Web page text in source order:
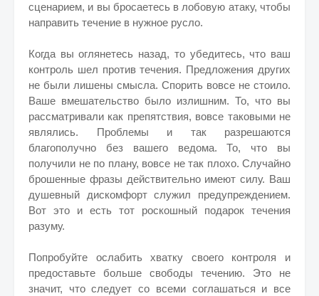
сценарием, и вы бросаетесь в лобовую атаку, чтобы
направить течение в нужное русло.
Когда вы оглянетесь назад, то убедитесь, что ваш
контроль шел против течения. Предложения других
не были лишены смысла. Спорить вовсе не стоило.
Ваше вмешательство было излишним. То, что вы
рассматривали как препятствия, вовсе таковыми не
являлись. Проблемы и так разрешаются
благополучно без вашего ведома. То, что вы
получили не по плану, вовсе не так плохо. Случайно
брошенные фразы действительно имеют силу. Ваш
душевный дискомфорт служил предупреждением.
Вот это и есть тот роскошный подарок течения
разуму.
Попробуйте ослабить хватку своего контроля и
предоставьте больше свободы течению. Это не
значит, что следует со всеми соглашаться и все